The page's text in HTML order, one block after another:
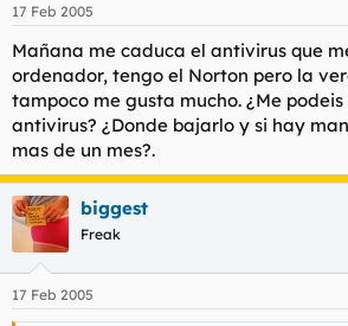
d
t
e
m
a
i
i
o
17 Feb 2005
Mañana me caduca el antivirus que
ordenador, tengo el Norton pero la
tampoco me gusta mucho. ¿Me
antivirus? ¿Donde bajarlo y si hay
mas de un mes?.
biggest
Freak
17 Feb 2005